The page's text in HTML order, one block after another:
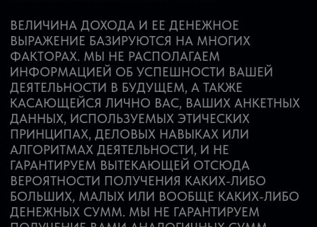
Риски деятельности через Интернет
ВЕДЕНИЕ ДЕЛОВОЙ ДЕЯТЕЛЬНОСТИ ЧЕРЕЗ
ИНТЕРНЕТ И СВЯЗАННОЕ С НИМ ПОЛУЧЕНИЕ
ПРИБЫЛИ СОПРЯЖЕНЫ С НЕИЗВЕСТНЫМИ
РИСКАМИ. РЕШЕНИЕ О ЗАНЯТИИ ПОДОБНЫМИ
ВИДАМИ ДЕЯТЕЛЬНОСТИ НЕ МОЖЕТ
ОСНОВЫВАТЬСЯ НА КАКОЙ-ЛИБО
ИНФОРМАЦИИ, РАЗМЕЩЕННОЙ НА НАШЕМ
САЙТЕ, КАСАЮЩЕЙСЯ ПРЕДОСТАВЛЯЕМЫХ
НАМИ УСЛУГ, ПРЕДСТАВЛЕННОЙ НА ВЕБ-
САЙТАХ НАШЕЙ КОМПАНИИ, И ДОЛЖНО
ПРИНИМАТЬСЯ ИСКЛЮЧИТЕЛЬНО С УЧЕТОМ
ВОЗМОЖНЫХ ЗНАЧИТЕЛЬНЫХ УБЫТКОВ ИЛИ
НЕПОЛУЧЕНИЯ ПРИБЫЛИ.
Образовательный характер услуг